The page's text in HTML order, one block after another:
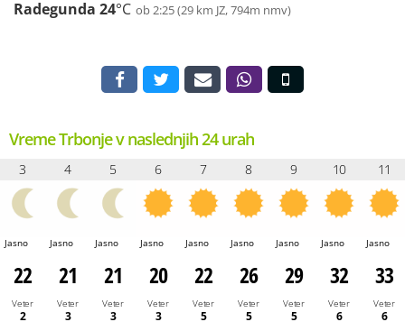
Radegunda 24°C ob 2:25 (29 km JZ, 794m nmv)
Vreme Trbonje v naslednjih 24 urah
3 4 5 6 7 8 9 10 11
Jasno Jasno Jasno Jasno Jasno Jasno Jasno Jasno Jasno
22 21 21 20 22 26 29 32 33
Veter
2
Veter
3
Veter
3
Veter
3
Veter
5
Veter
5
Veter
5
Veter
6
Veter
6